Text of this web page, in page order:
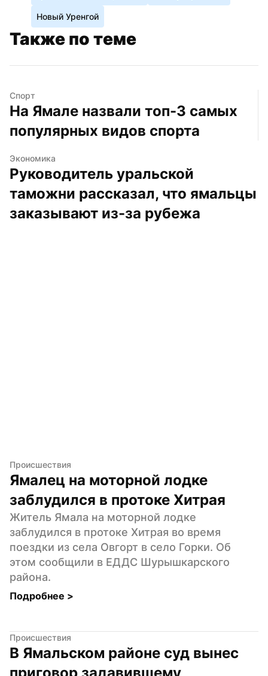
Новый Уренгой
Также по теме
Спорт
На Ямале назвали топ-3 самых
популярных видов спорта
Экономика
Руководитель уральской
таможни рассказал, что ямальцы
заказывают из-за рубежа
Происшествия
Ямалец на моторной лодке
заблудился в протоке Хитрая
Житель Ямала на моторной лодке
заблудился в протоке Хитрая во время
поездки из села Овгорт в село Горки. Об
этом сообщили в ЕДДС Шурышкарского
района.
Подробнее >
Происшествия
В Ямальском районе суд вынес